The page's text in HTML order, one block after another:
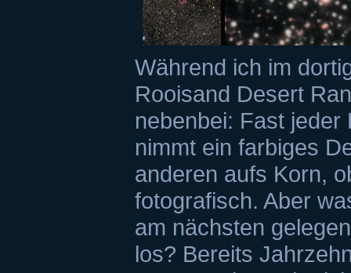
Während ich im
Rooisand Desert
nebenbei: Fast
nimmt ein farbiges
anderen aufs Korn,
fotografisch. Aber
am nächsten
los? Bereits